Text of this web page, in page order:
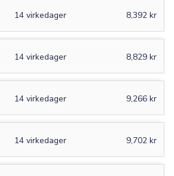
8,392 kr
14 virkedager
8,829 kr
14 virkedager
9,266 kr
14 virkedager
9,702 kr
14 virkedager